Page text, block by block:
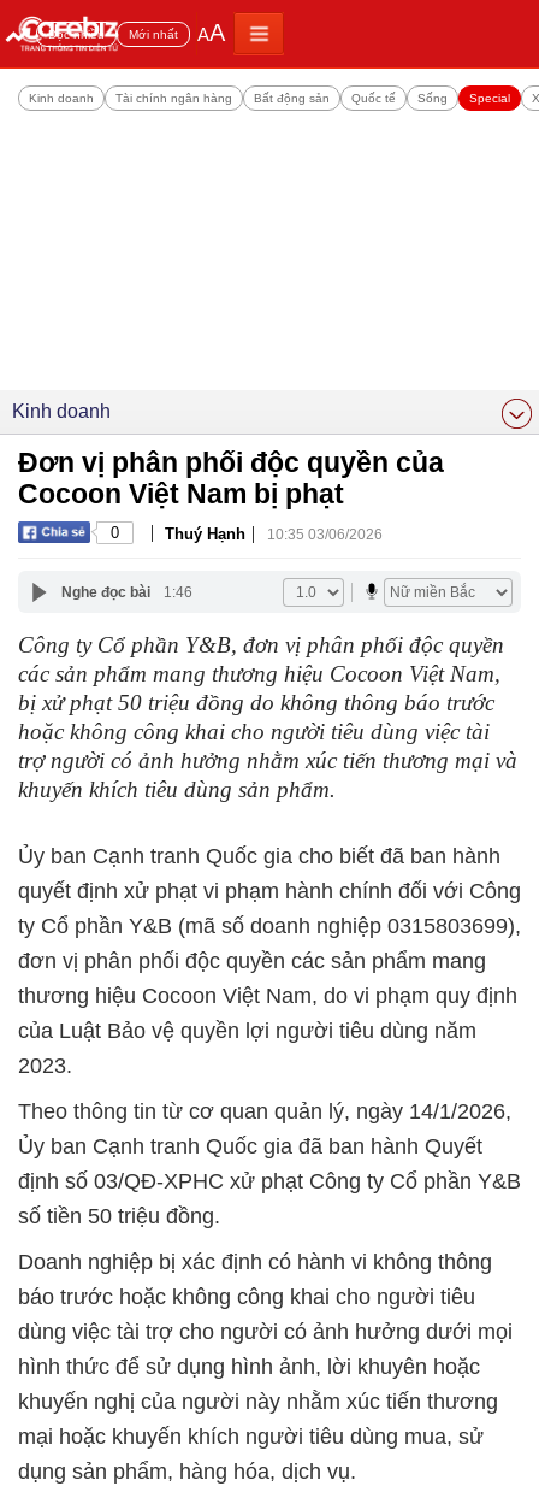
Đọc nhiều Mới nhất AA
Kinh doanh Tài chính ngân hàng Bất động sản Quốc tế Sống Special
Kinh doanh
Đơn vị phân phối độc quyền của
Cocoon Việt Nam bị phạt
0 | Thuý Hạnh | 10:35 03/06/2026
Nghe đọc bài 1:46
Công ty Cổ phần Y&B, đơn vị phân phối độc quyền
các sản phẩm mang thương hiệu Cocoon Việt Nam,
bị xử phạt 50 triệu đồng do không thông báo trước
hoặc không công khai cho người tiêu dùng việc tài
trợ người có ảnh hưởng nhằm xúc tiến thương mại và
khuyến khích tiêu dùng sản phẩm.
Ủy ban Cạnh tranh Quốc gia cho biết đã ban hành
quyết định xử phạt vi phạm hành chính đối với Công
ty Cổ phần Y&B (mã số doanh nghiệp 0315803699),
đơn vị phân phối độc quyền các sản phẩm mang
thương hiệu Cocoon Việt Nam, do vi phạm quy định
của Luật Bảo vệ quyền lợi người tiêu dùng năm
2023.
Theo thông tin từ cơ quan quản lý, ngày 14/1/2026,
Ủy ban Cạnh tranh Quốc gia đã ban hành Quyết
định số 03/QĐ-XPHC xử phạt Công ty Cổ phần Y&B
số tiền 50 triệu đồng.
Doanh nghiệp bị xác định có hành vi không thông
báo trước hoặc không công khai cho người tiêu
dùng việc tài trợ cho người có ảnh hưởng dưới mọi
hình thức để sử dụng hình ảnh, lời khuyên hoặc
khuyến nghị của người này nhằm xúc tiến thương
mại hoặc khuyến khích người tiêu dùng mua, sử
dụng sản phẩm, hàng hóa, dịch vụ.